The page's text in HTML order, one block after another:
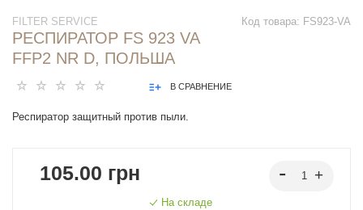
Код товара: FS923-VA
FILTER SERVICE
РЕСПИРАТОР FS 923 VA
FFP2 NR D, ПОЛЬША
В СРАВНЕНИЕ
Респиратор защитный против пыли.
105.00 грн
На складе